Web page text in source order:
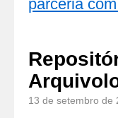
parceria
13 de setembro de